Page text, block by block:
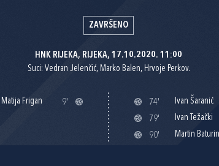
ZAVRŠENO
HNK RIJEKA, RIJEKA, 17.10.2020. 11:00
Suci: Vedran Jelenčić, Marko Balen, Hrvoje Perkov.
Matija Frigan 9' 74'
Ivan Šaranić
79'
Ivan Težački
90'
Martin